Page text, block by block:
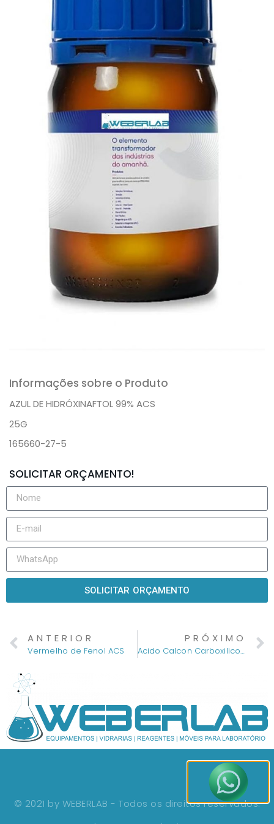
Informações sobre o Produto
AZUL DE HIDRÓXINAFTOL 99% ACS
25G
165660-27-5
SOLICITAR ORÇAMENTO!
SOLICITAR ORÇAMENTO
ANTERIOR
Vermelho de Fenol ACS
PRÓXIMO
Acido Calcon Carboxilico PA
© 2021 by WEBERLAB - Todos os direitos reservados.